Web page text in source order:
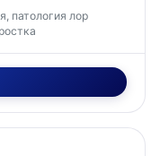
патология лор